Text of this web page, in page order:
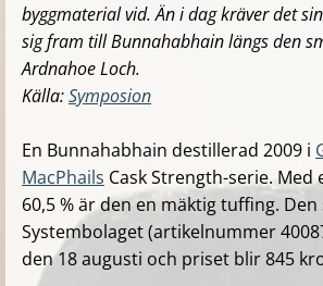
byggmaterial vid. Än i dag kräver det
sig fram till Bunnahabhain längs den
Ardnahoe Loch.
Källa:Symposion
En Bunnahabhain destillerad 2009 i
MacPhails Cask Strength-serie. Med
60,5 % är den en mäktig tuffing. Den
Systembolaget (artikelnummer
den 18 augusti och priset blir 845